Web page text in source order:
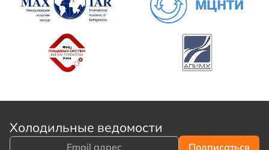
Холодильные ведомости